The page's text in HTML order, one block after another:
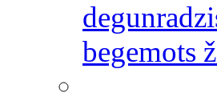
begemots